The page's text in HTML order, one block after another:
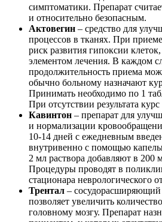
симптоматики. Препарат
и относительно безопасным.
Актовегин – средство для
процессов в тканях. При
риск развития гипоксии
элементом лечения. В каждом
продолжительность приема
обычно больному назначают
Принимать необходимо по 1
При отсутствии результата
Кавинтон – препарат для
и нормализации
10-14 дней с ежедневным
внутривенно с помощью
2 мл раствора добавляют в 200
Процедуры проводят в
стационара неврологического
Трентал –
позволяет увеличить
головному мозгу. Препарат